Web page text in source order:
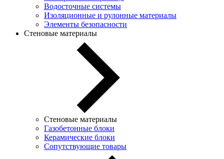
Водосточные системы
Изоляционные и рулонные материалы
Элементы безопасности
Стеновые материалы
Стеновые материалы
Газобетонные блоки
Керамические блоки
Сопутствующие товары